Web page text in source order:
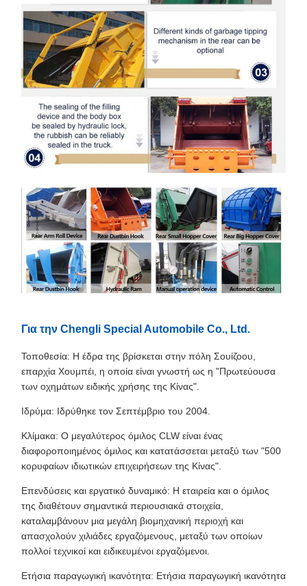
Για την Chengli Special Automobile Co., Ltd.
Τοποθεσία: Η έδρα της βρίσκεται στην πόλη Σουίζοου,
επαρχία Χουμπέι, η οποία είναι γνωστή ως η "Πρωτεύουσα
των οχημάτων ειδικής χρήσης της Κίνας".
Ιδρύμα: Ιδρύθηκε τον Σεπτέμβριο του 2004.
Κλίμακα: Ο μεγαλύτερος όμιλος CLW είναι ένας
διαφοροποιημένος όμιλος και κατατάσσεται μεταξύ των "500
κορυφαίων ιδιωτικών επιχειρήσεων της Κίνας".
Επενδύσεις και εργατικό δυναμικό: Η εταιρεία και ο όμιλος
της διαθέτουν σημαντικά περιουσιακά στοιχεία,
καταλαμβάνουν μια μεγάλη βιομηχανική περιοχή και
απασχολούν χιλιάδες εργαζόμενους, μεταξύ των οποίων
πολλοί τεχνικοί και ειδικευμένοι εργαζόμενοι.
Ετήσια παραγωγική ικανότητα: Ετήσια παραγωγική ικανότητα